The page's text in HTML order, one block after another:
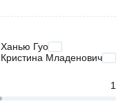
Ханью Гуо
Кристина Младенович
1